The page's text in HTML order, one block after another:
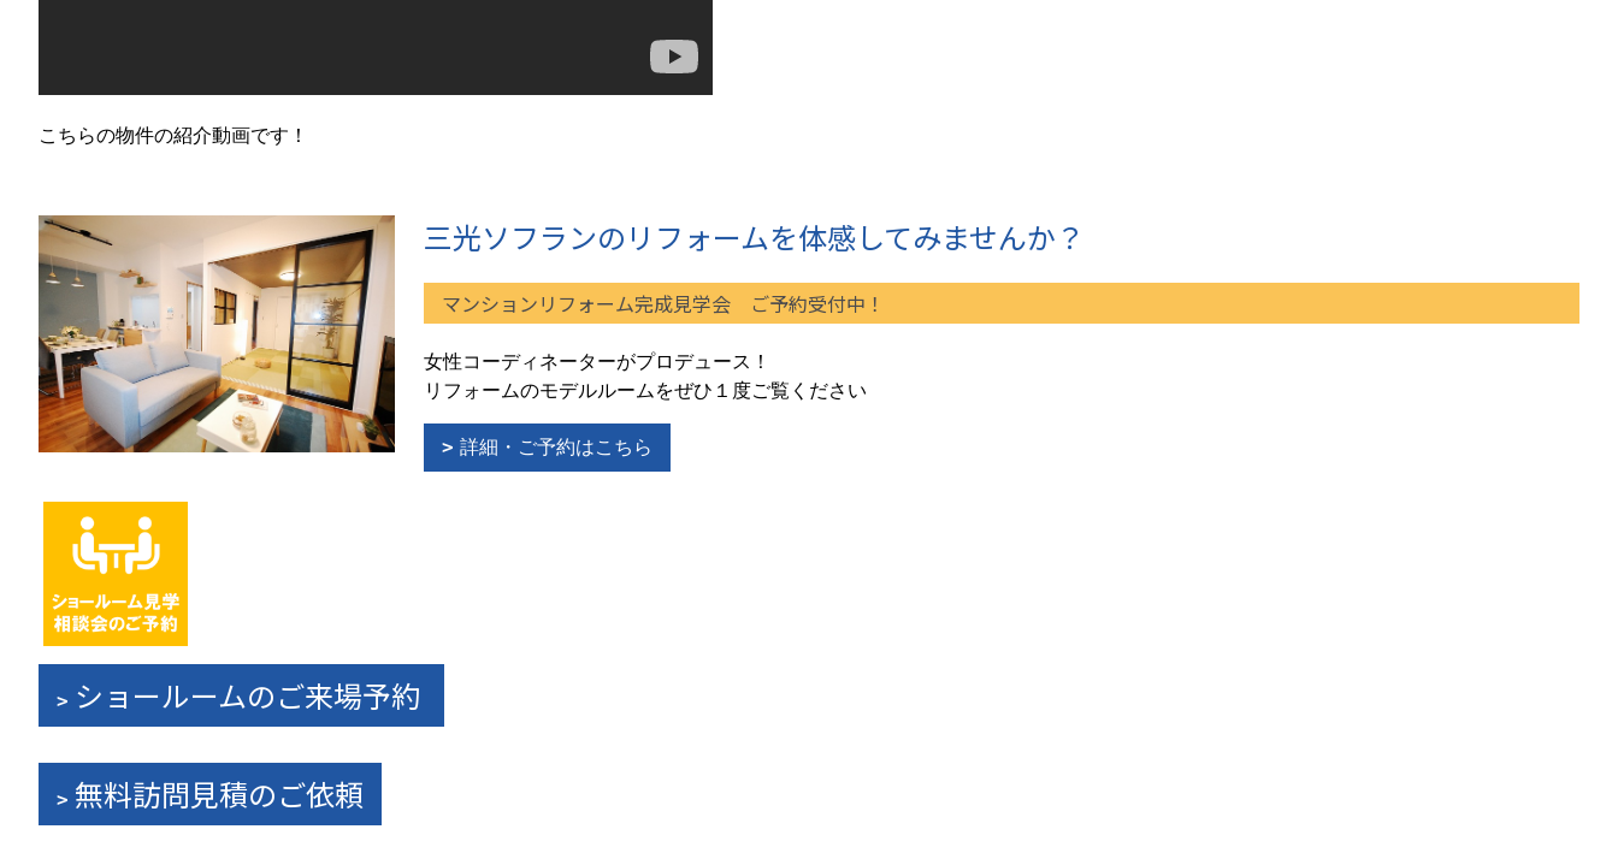
こちらの物件の紹介動画です！
三光ソフランのリフォームを体感してみませんか？
マンションリフォーム完成見学会 ご予約受付中！
女性コーディネーターがプロデュース！
リフォームのモデルルームをぜひ１度ご覧ください
詳細・ご予約はこちら
ショールームのご来場予約
無料訪問見積のご依頼